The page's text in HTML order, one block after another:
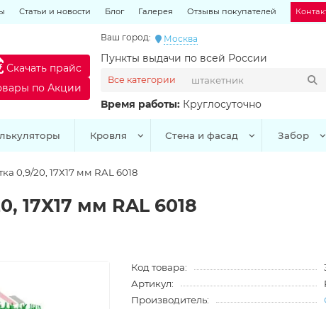
Статьи и новости Блог Галерея Отзывы покупателей
Ваш город: Москва
Пункты выдачи по всей России
Время работы: Круглосуточно
Все категории
Скачать прайс
по Акции
Кровля Стена и фасад Забор
0,9/20, 17Х17 мм RAL 6018
17Х17 мм RAL 6018
Код товара:
Артикул:
Производитель: